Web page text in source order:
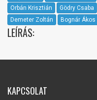
Orbán Krisztián
Gödry Csaba
Demeter Zoltán
Bognár Ákos
LEÍRÁS:
KAPCSOLAT